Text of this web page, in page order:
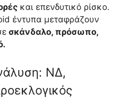
και επενδυτικό ρίσκο.
έντυπα μεταφράζουν
σκάνδαλο, πρόσωπο,
ΝΔ,